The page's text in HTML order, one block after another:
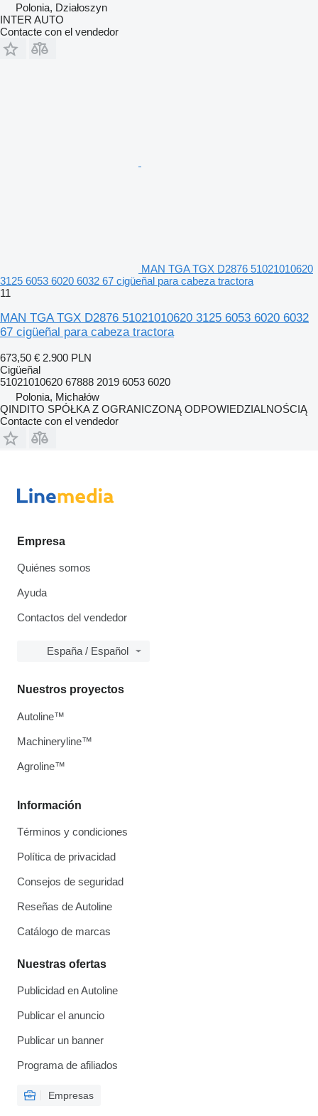
Polonia, Działoszyn
INTER AUTO
Contacte con el vendedor
MAN TGA TGX D2876 51021010620
3125 6053 6020 6032 67 cigüeñal para cabeza tractora
11
MAN TGA TGX D2876 51021010620 3125 6053 6020 6032
67 cigüeñal para cabeza tractora
673,50 € 2.900 PLN
Cigüeñal
51021010620 67888 2019 6053 6020
Polonia, Michałów
QINDITO SPÓŁKA Z OGRANICZONĄ ODPOWIEDZIALNOŚCIĄ
Contacte con el vendedor
Empresa
Quiénes somos
Ayuda
Contactos del vendedor
España / Español
Información
Términos y condiciones
Política de privacidad
Consejos de seguridad
Reseñas de Autoline
Catálogo de marcas
Nuestras ofertas
Publicidad en Autoline
Publicar el anuncio
Publicar un banner
Programa de afiliados
Empresas
Nuestros proyectos
Autoline™
Machineryline™
Agroline™